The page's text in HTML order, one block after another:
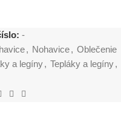
-
, Nohavice, Oblečenie
a legíny, Tepláky a legíny,